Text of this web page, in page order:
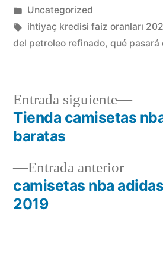
por
Publicado
en
Uncategorized
Etiquetas:
ihtiyaç kredisi faiz oranları
del petroleo refinado, qué pasará
Navegación
entradas
Entrada anteriorEntrada
camisetas nba
2019
Entrada siguiente
Tienda camisetas
baratas